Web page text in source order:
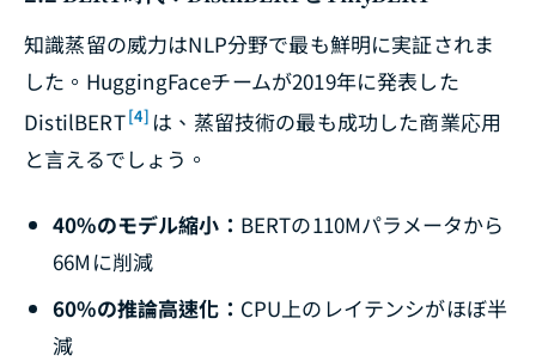
知識蒸留の威力はNLP分野で最も鮮明に実証されま
した。HuggingFaceチームが2019年に発表した
DistilBERT[4] は、蒸留技術の最も成功した商業応用
と言えるでしょう。
40%のモデル縮小： BERTの110Mパラメータから
66Mに削減
60%の推論高速化： CPU上のレイテンシがほぼ半
減